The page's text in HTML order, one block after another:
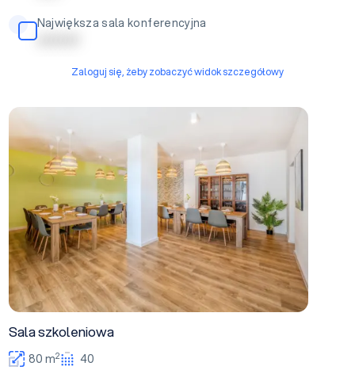
Największa sala konferencyjna
| | | | | | | | |
Zaloguj się, żeby zobaczyć widok szczegółowy
Sala szkoleniowa
80 m2 40